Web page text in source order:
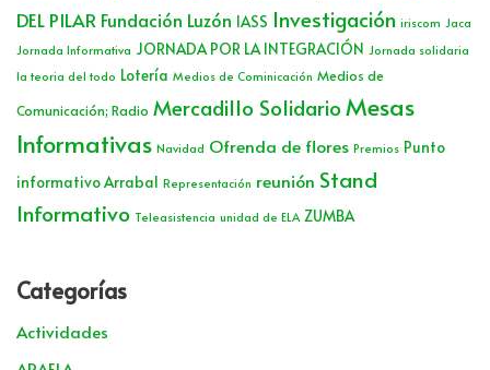
DEL PILAR Fundación Luzón IASS Investigación iriscom Jaca
Jornada Informativa JORNADA POR LA INTEGRACIÓN Jornada solidaria
la teoria del todo Lotería Medios de Cominicación Medios de
Comunicación; Radio Mercadillo SolidarioMesas
Informativas Navidad Ofrenda de flores Premios Punto
informativo Arrabal Representación reunión Stand
Informativo Teleasistencia unidad de ELA ZUMBA
Categorías
Actividades